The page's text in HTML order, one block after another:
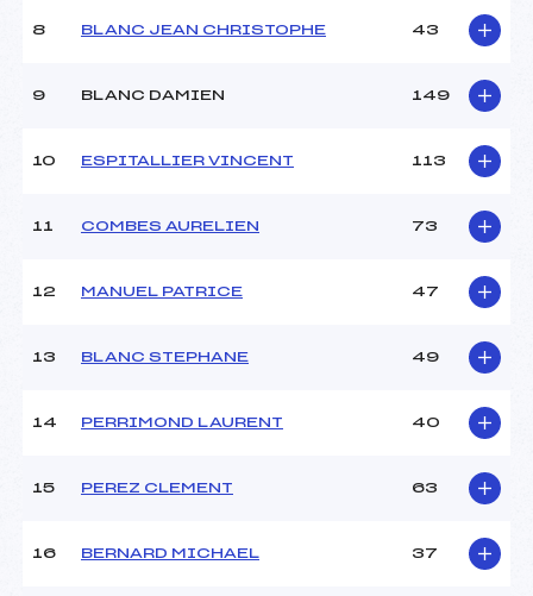
Ouvreurs D :
Météo :
COUVERT
POUDREUSE
Nombre de portes :
46
Traceur :
GLEZ LAURENT (AP)
PIOLLE SEBASTIEN (AP)
Ouvreurs C :
Ouvreurs E :
Pénalité appliquée :
51.9400
8 BLANC JEAN CHRISTOPHE 43
9 BLANC DAMIEN 149
10 ESPITALLIER VINCENT 113
11 COMBES AURELIEN 73
12 MANUEL PATRICE 47
13 BLANC STEPHANE 49
14 PERRIMOND LAURENT 40
15 PEREZ CLEMENT 63
16 BERNARD MICHAEL 37